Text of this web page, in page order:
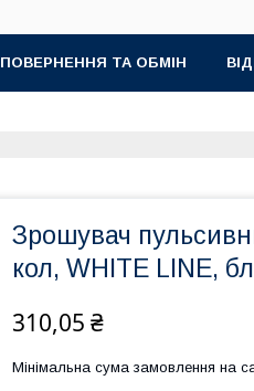
ПОВЕРНЕННЯ ТА ОБМІН
Зрошувач
кол, WHITE LINE,
310,05 ₴
Мінімальна сума замовлення на